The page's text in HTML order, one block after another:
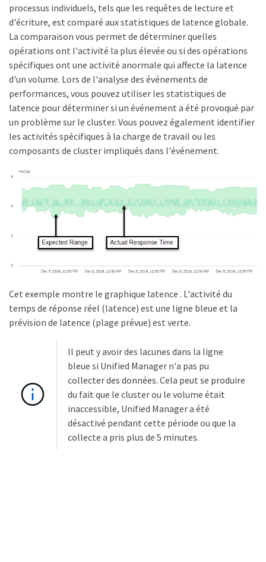
processus individuels, tels que les requêtes de lecture et
d'écriture, est comparé aux statistiques de latence globale.
La comparaison vous permet de déterminer quelles
opérations ont l'activité la plus élevée ou si des opérations
spécifiques ont une activité anormale qui affecte la latence
d'un volume. Lors de l'analyse des événements de
performances, vous pouvez utiliser les statistiques de
latence pour déterminer si un événement a été provoqué par
un problème sur le cluster. Vous pouvez également identifier
les activités spécifiques à la charge de travail ou les
composants de cluster impliqués dans l'événement.
Cet exemple montre le graphique latence . L'activité du
temps de réponse réel (latence) est une ligne bleue et la
prévision de latence (plage prévue) est verte.
Il peut y avoir des lacunes dans la ligne
bleue si Unified Manager n'a pas pu
collecter des données. Cela peut se produire
du fait que le cluster ou le volume était
inaccessible, Unified Manager a été
désactivé pendant cette période ou que la
collecte a pris plus de 5 minutes.